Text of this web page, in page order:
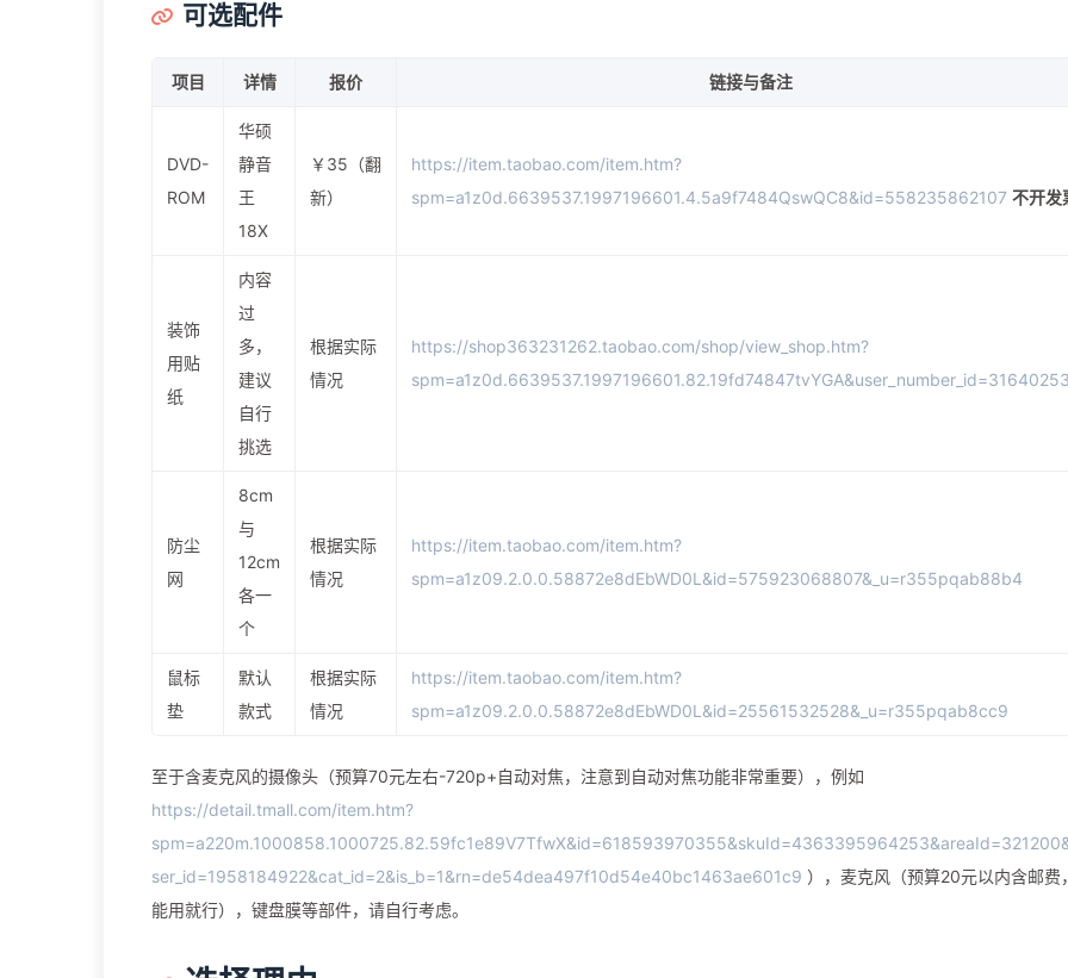
可选配件
项目 详情 报价 链接与备注
DVD-
ROM
华硕
静音
王
18X
￥35（翻
新）
https://item.taobao.com/item.htm?
spm=a1z0d.6639537.1997196601.4.5a9f7484QswQC8&id=558235862107 不开发
装饰
用贴
纸
内容
过
多，
建议
自行
挑选
根据实际
情况
https://shop363231262.taobao.com/shop/view_shop.htm?
防尘
网
8cm
与
12cm
各一
个
根据实际
情况
https://item.taobao.com/item.htm?
spm=a1z09.2.0.0.58872e8dEbWD0L&id=575923068807&_u=r355pqab88b4
鼠标
垫
默认
款式
根据实际
情况
https://item.taobao.com/item.htm?
spm=a1z09.2.0.0.58872e8dEbWD0L&id=25561532528&_u=r355pqab8cc9
至于含麦克风的摄像头（预算70元左右-720p+自动对焦，注意到自动对焦功能非常重要），例如
https://detail.tmall.com/item.htm?
ser_id=1958184922&cat_id=2&is_b=1&rn=de54dea497f10d54e40bc1463ae601c9 ），麦克风（预算20元以内含邮费，
能用就行），键盘膜等部件，请自行考虑。